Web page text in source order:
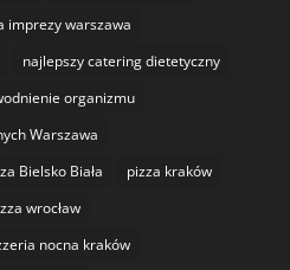
imprezy warszawa
najlepszy catering dietetyczny
organizmu
Warszawa
Bielsko Biała
pizza kraków
wrocław
nocna kraków